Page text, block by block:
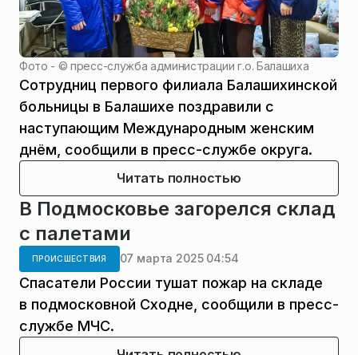
Фото - ©пресс-служба администрации г.о. Балашиха
Сотрудниц первого филиала Балашихинской
больницы в Балашихе поздравили с
наступающим Международным женским
днём, сообщили в пресс-службе округа.
Читать полностью
В Подмосковье загорелся склад
с палетами
ПРОИСШЕСТВИЯ 07 марта 2025 04:54
Спасатели России тушат пожар на складе
в подмосковной Сходне, сообщили в пресс-
службе МЧС.